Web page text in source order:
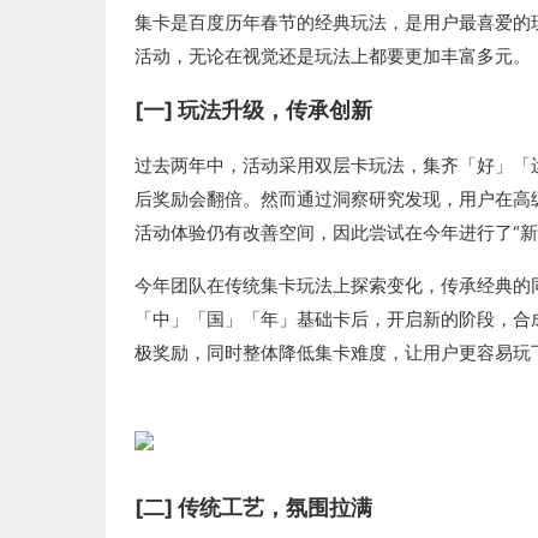
集卡是百度历年春节的经典玩法，是用户最喜爱
活动，无论在视觉还是玩法上都要更加丰富多元。
[一] 玩法升级，传承创新
过去两年中，活动采用双层卡玩法，集齐「好」
后奖励会翻倍。然而通过洞察研究发现，用户在
活动体验仍有改善空间，因此尝试在今年进行了“
今年团队在传统集卡玩法上探索变化，传承经典
「中」「国」「年」基础卡后，开启新的阶段，
极奖励，同时整体降低集卡难度，让用户更容易玩
[二] 传统工艺，氛围拉满